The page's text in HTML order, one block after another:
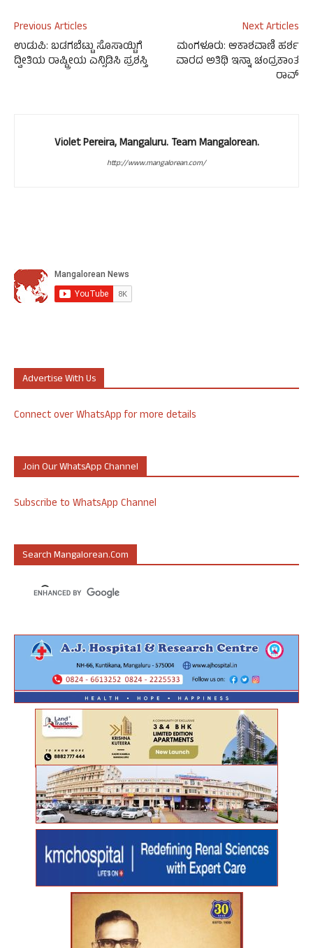
Previous Articles
ಉಡುಪಿ: ಬಡಗಬೆಟ್ಟು ಸೊಸಾಯ್ಟಿಗೆ
ದ್ವೀತಿಯ ರಾಷ್ಟ್ರೀಯ ಎನ್ಸಿಡಿಸಿ ಪ್ರಶಸ್ತಿ
Next Articles
ಮಂಗಳೂರು: ಆಕಾಶವಾಣಿ ಹರ್ಶ
ವಾರದ ಅತಿಥಿ ಇನ್ನಾ ಚಂದ್ರಕಾಂತ
ರಾವ್
Violet Pereira, Mangaluru. Team Mangalorean.
http://www.mangalorean.com/
Advertise With Us
Connect over WhatsApp for more details
Join Our WhatsApp Channel
Subscribe to WhatsApp Channel
Search Mangalorean.com